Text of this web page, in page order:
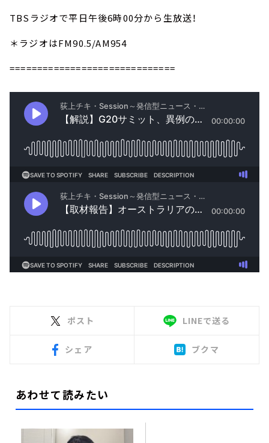
TBSラジオで平日午後6時00分から生放送！
＊ラジオはFM90.5/AM954
==============================
ポスト LINEで送る
シェア ブクマ
あわせて読みたい